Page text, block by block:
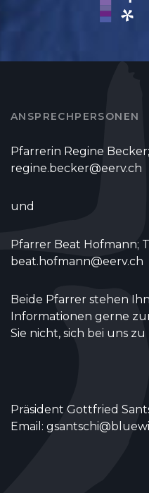
ANSPRECHPERSONEN
Pfarrerin Regine Becker;
regine.becker@eerv.ch
und
Pfarrer Beat Hofmann;
beat.hofmann@eerv.ch
Beide Pfarrer stehen
Informationen gerne
Sie nicht, sich bei uns
Präsident Gottfried
Email: